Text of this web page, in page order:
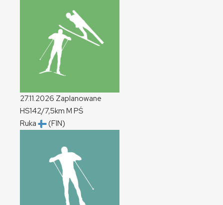
27.11.2026 Zaplanowane
HS142/7,5km M PŚ
Ruka
(FIN)